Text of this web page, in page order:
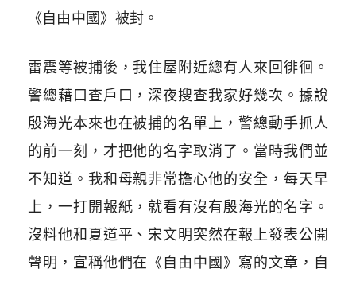
《自由中國》被封。
雷震等被捕後，我住屋附近總有人來回徘徊。
警總藉口查戶口，深夜搜查我家好幾次。據說
殷海光本來也在被捕的名單上，警總動手抓人
的前一刻，才把他的名字取消了。當時我們並
不知道。我和母親非常擔心他的安全，每天早
上，一打開報紙，就看有沒有殷海光的名字。
沒料他和夏道平、宋文明突然在報上發表公開
聲明，宣稱他們在《自由中國》寫的文章，自